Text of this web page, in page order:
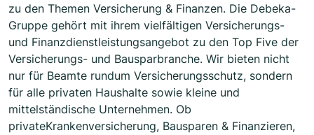
zu den Themen Versicherung & Finanzen. Die Debeka-
Gruppe gehört mit ihrem vielfältigen Versicherungs-
und Finanzdienstleistungsangebot zu den Top Five der
Versicherungs- und Bausparbranche. Wir bieten nicht
nur für Beamte rundum Versicherungsschutz, sondern
für alle privaten Haushalte sowie kleine und
mittelständische Unternehmen. Ob
privateKrankenversicherung, Bausparen & Finanzieren,